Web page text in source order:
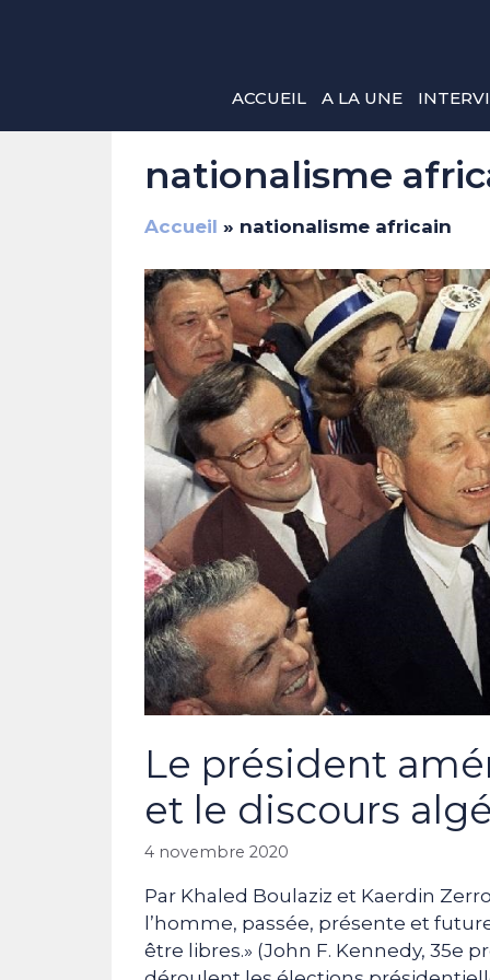
ACCUEIL A LA UNE
nationalisme
Accueil » nationalisme africain
Le président
et le discours
4 novembre 2020
Par Khaled Boulaziz et Kaerdin
l’homme, passée, présente et
être libres.» (John F. Kennedy, 35e